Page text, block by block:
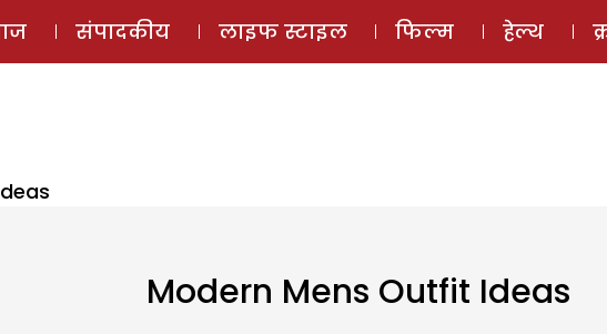
ई-मैगज़ीन
संपादकीय लाइफ स्टाइल फिल्म हेल्थ
Modern Mens Outfit Ideas